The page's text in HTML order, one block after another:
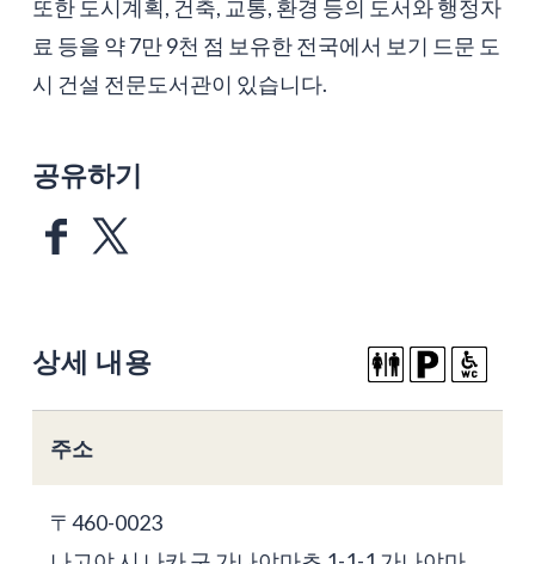
또한 도시계획, 건축, 교통, 환경 등의 도서와 행정자
료 등을 약 7만 9천 점 보유한 전국에서 보기 드문 도
시 건설 전문도서관이 있습니다.
공유하기
상세 내용
주소
〒460-0023